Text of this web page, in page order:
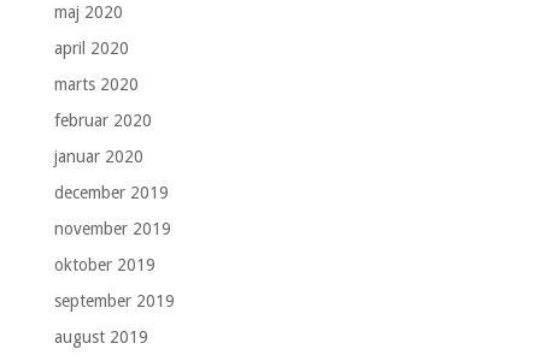
maj 2020
april 2020
marts 2020
februar 2020
januar 2020
december 2019
november 2019
oktober 2019
september 2019
august 2019